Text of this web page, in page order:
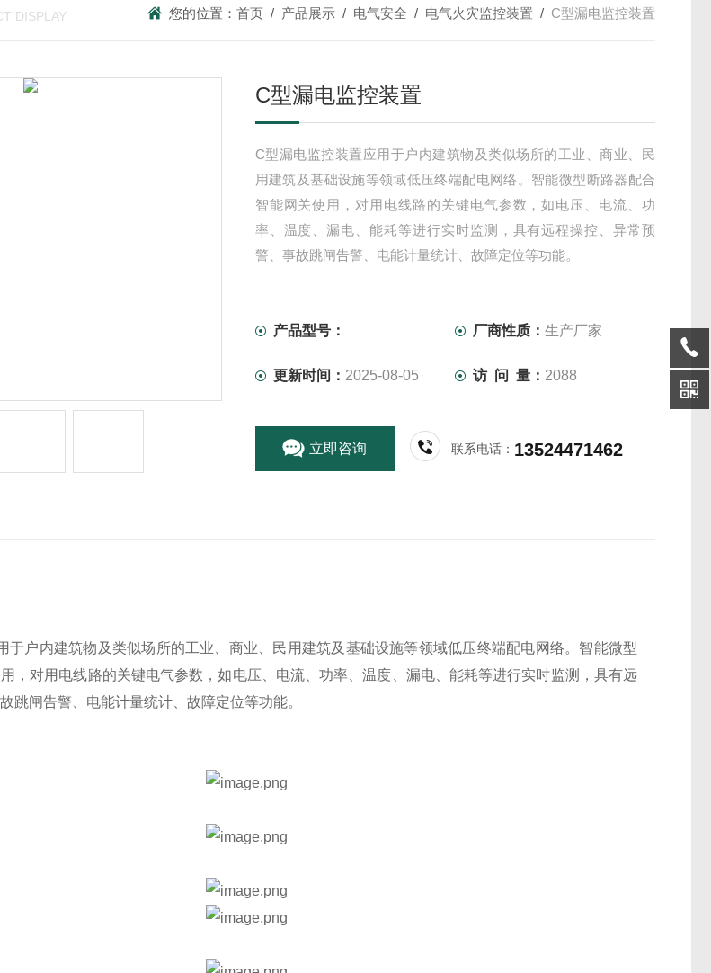
DISPLAY 您的位置： 首页 / 产品展示 / 电气安全 / 电气火灾监控装置 / C型漏电监控装置
C型漏电监控装置
C型漏电监控装置应用于户内建筑物及类似场所的工业、商业、民
用建筑及基础设施等领域低压终端配电网络。智能微型断路器配合
智能网关使用，对用电线路的关键电气参数，如电压、电流、功
率、温度、漏电、能耗等进行实时监测，具有远程操控、异常预
警、事故跳闸告警、电能计量统计、故障定位等功能。
产品型号： 厂商性质：生产厂家
更新时间： 2025-08-05 访 问 量： 2088
立即咨询 联系电话： 13524471462
于户内建筑物及类似场所的工业、商业、民用建筑及基础设施等领域低压终端配电网络。智能微型
，对用电线路的关键电气参数，如电压、电流、功率、温度、漏电、能耗等进行实时监测，具有远
跳闸告警、电能计量统计、故障定位等功能。